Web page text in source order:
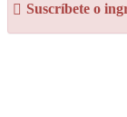
Suscríbete o